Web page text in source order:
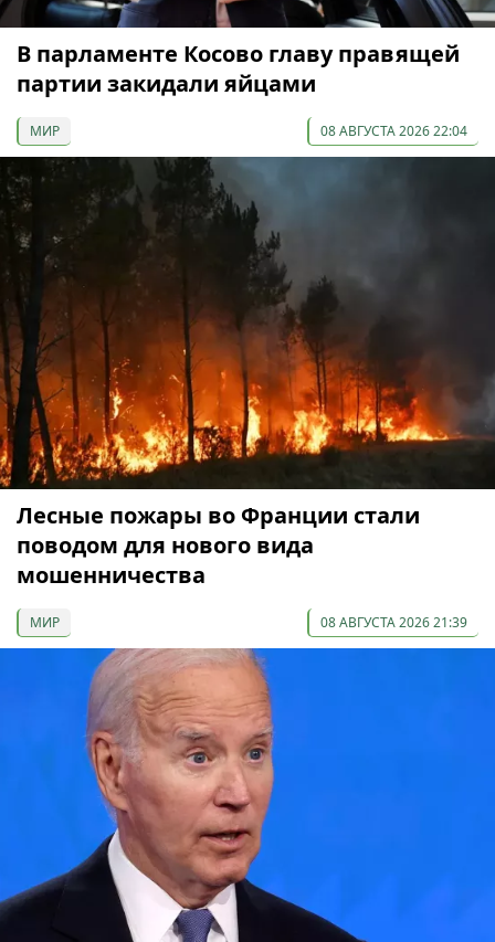
В парламенте Косово главу правящей
партии закидали яйцами
МИР 08 АВГУСТА 2026 22:04
Лесные пожары во Франции стали
поводом для нового вида
мошенничества
МИР 08 АВГУСТА 2026 21:39